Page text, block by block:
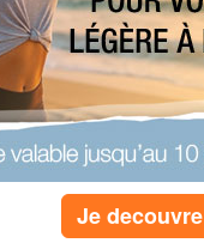
(2) commentaires
Je decouvre